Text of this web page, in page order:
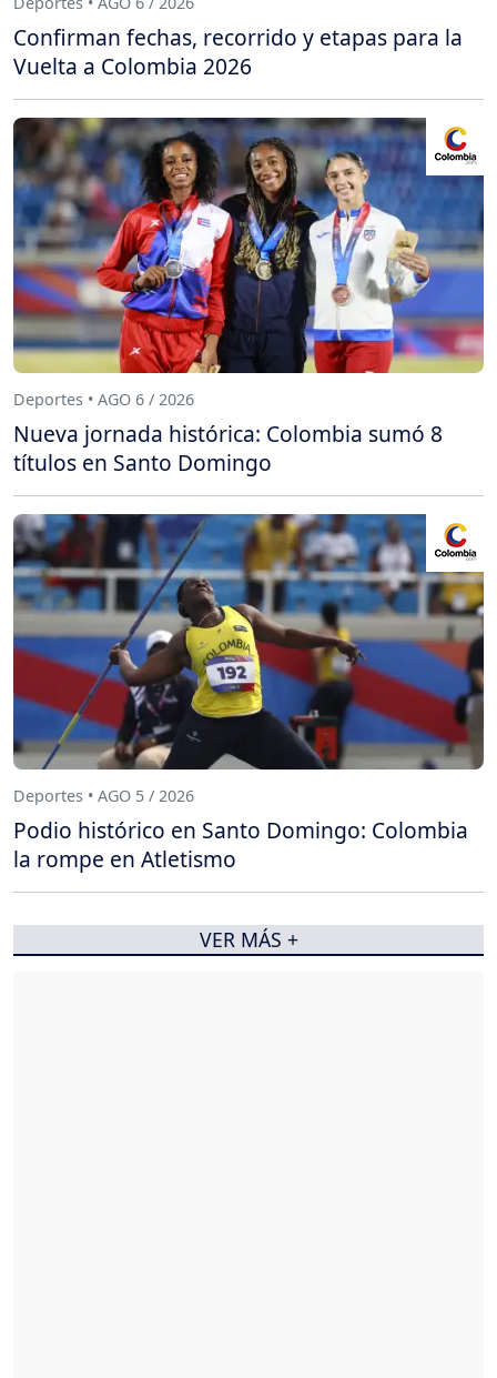
Confirman fechas, recorrido y etapas para la
Vuelta a Colombia 2026
Deportes • AGO 6 / 2026
Nueva jornada histórica: Colombia sumó 8
títulos en Santo Domingo
Deportes • AGO 5 / 2026
Podio histórico en Santo Domingo: Colombia
la rompe en Atletismo
VER MÁS +